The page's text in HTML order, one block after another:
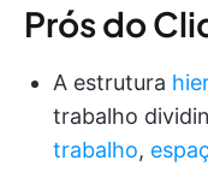
Prós do
A estrutura
trabalho
trabalho,